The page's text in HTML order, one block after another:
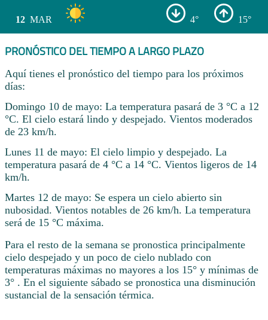
12 MAR 4° 15°
PRONÓSTICO DEL TIEMPO A LARGO PLAZO
Aquí tienes el pronóstico del tiempo para los próximos
días:
Domingo 10 de mayo: La temperatura pasará de 3 °C a 12
°C. El cielo estará lindo y despejado. Vientos moderados
de 23 km/h.
Lunes 11 de mayo: El cielo limpio y despejado. La
temperatura pasará de 4 °C a 14 °C. Vientos ligeros de 14
km/h.
Martes 12 de mayo: Se espera un cielo abierto sin
nubosidad. Vientos notables de 26 km/h. La temperatura
será de 15 °C máxima.
Para el resto de la semana se pronostica principalmente
cielo despejado y un poco de cielo nublado con
temperaturas máximas no mayores a los 15° y mínimas de
3° . En el siguiente sábado se pronostica una disminución
sustancial de la sensación térmica.